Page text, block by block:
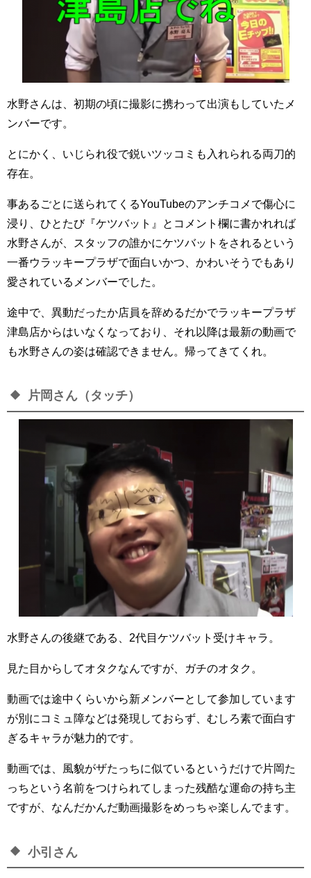
水野さんは、初期の頃に撮影に携わって出演もしていたメ
ンバーです。
とにかく、いじられ役で鋭いツッコミも入れられる両刀的
存在。
事あるごとに送られてくるYouTubeのアンチコメで傷心に
浸り、ひとたび『ケツバット』とコメント欄に書かれれば
水野さんが、スタッフの誰かにケツバットをされるという
一番ウラッキープラザで面白いかつ、かわいそうでもあり
愛されているメンバーでした。
途中で、異動だったか店員を辞めるだかでラッキープラザ
津島店からはいなくなっており、それ以降は最新の動画で
も水野さんの姿は確認できません。帰ってきてくれ。
片岡さん（タッチ）
水野さんの後継である、2代目ケツバット受けキャラ。
見た目からしてオタクなんですが、ガチのオタク。
動画では途中くらいから新メンバーとして参加しています
が別にコミュ障などは発現しておらず、むしろ素で面白す
ぎるキャラが魅力的です。
動画では、風貌がザたっちに似ているというだけで片岡た
っちという名前をつけられてしまった残酷な運命の持ち主
ですが、なんだかんだ動画撮影をめっちゃ楽しんでます。
小引さん